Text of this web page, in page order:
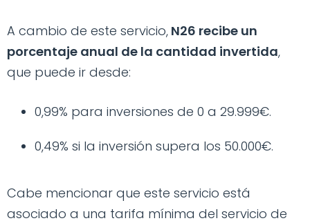
A cambio de este servicio, N26 recibe un
porcentaje anual de la cantidad invertida,
que puede ir desde:
0,99% para inversiones de 0 a 29.999€.
0,49% si la inversión supera los 50.000€.
Cabe mencionar que este servicio está
asociado a una tarifa mínima del servicio de